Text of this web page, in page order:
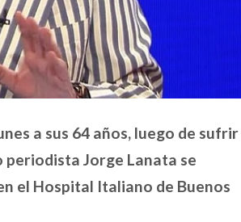
a sus 64 años, luego de sufrir
periodista Jorge Lanata se
el Hospital Italiano de Buenos